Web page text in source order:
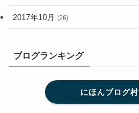
2017年10月 (26)
ブログランキング
にほんブログ村